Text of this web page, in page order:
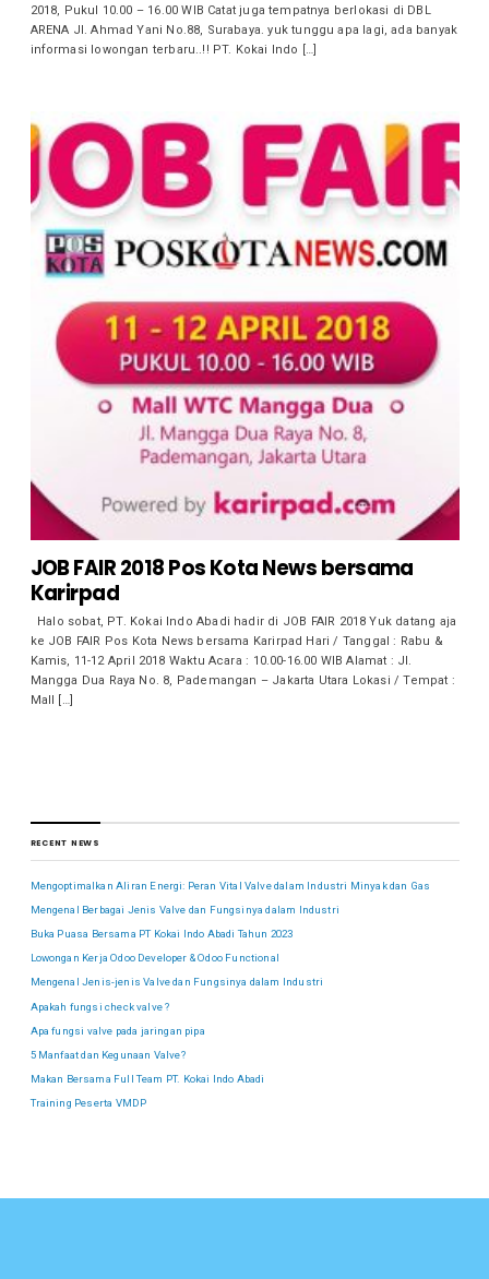
2018, Pukul 10.00 – 16.00 WIB Catat juga tempatnya berlokasi di DBL
ARENA Jl. Ahmad Yani No.88, Surabaya. yuk tunggu apa lagi, ada banyak
informasi lowongan terbaru..!! PT. Kokai Indo […]
JOB FAIR 2018 Pos Kota News bersama
Karirpad
Halo sobat, PT. Kokai Indo Abadi hadir di JOB FAIR 2018 Yuk datang aja
ke JOB FAIR Pos Kota News bersama Karirpad Hari / Tanggal : Rabu &
Kamis, 11-12 April 2018 Waktu Acara : 10.00-16.00 WIB Alamat : Jl.
Mangga Dua Raya No. 8, Pademangan – Jakarta Utara Lokasi / Tempat :
Mall […]
RECENT NEWS
Mengoptimalkan Aliran Energi: Peran Vital Valve dalam Industri Minyak dan Gas
Mengenal Berbagai Jenis Valve dan Fungsinya dalam Industri
Buka Puasa Bersama PT Kokai Indo Abadi Tahun 2023
Lowongan Kerja Odoo Developer & Odoo Functional
Mengenal Jenis-jenis Valve dan Fungsinya dalam Industri
Apakah fungsi check valve ?
Apa fungsi valve pada jaringan pipa
5 Manfaat dan Kegunaan Valve?
Makan Bersama Full Team PT. Kokai Indo Abadi
Training Peserta VMDP